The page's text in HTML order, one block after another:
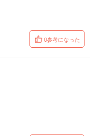
0参考になった